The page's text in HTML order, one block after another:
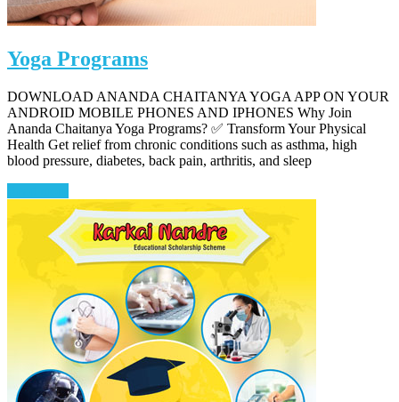
Yoga Programs
DOWNLOAD ANANDA CHAITANYA YOGA APP ON YOUR
ANDROID MOBILE PHONES AND IPHONES Why Join
Ananda Chaitanya Yoga Programs? ✅ Transform Your Physical
Health Get relief from chronic conditions such as asthma, high
blood pressure, diabetes, back pain, arthritis, and sleep